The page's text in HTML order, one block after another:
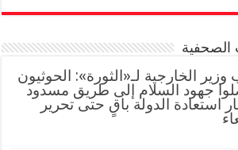
الصحفية
وزير الخارجية لـ«الثورة»: الحوثيون
جهود السلام إلى طريق مسدود
استعادة الدولة باقٍ حتى تحرير